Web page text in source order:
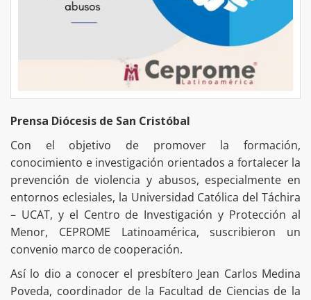
Prensa Diócesis de San Cristóbal
Con el objetivo de promover la formación,
conocimiento e investigación orientados a fortalecer la
prevención de violencia y abusos, especialmente en
entornos eclesiales, la Universidad Católica del Táchira
– UCAT, y el Centro de Investigación y Protección al
Menor, CEPROME Latinoamérica, suscribieron un
convenio marco de cooperación.
Así lo dio a conocer el presbítero Jean Carlos Medina
Poveda, coordinador de la Facultad de Ciencias de la